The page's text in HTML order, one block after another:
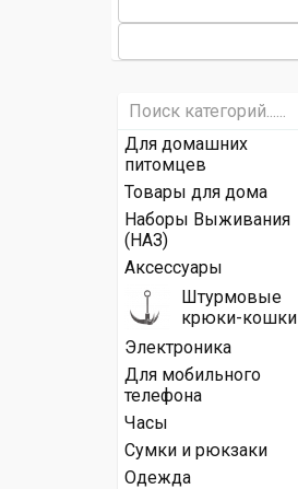
Для домашних
питомцев
Товары для дома
Наборы Выживания
(НАЗ)
Аксессуары
Штурмовые
крюки-кошки
Электроника
Для мобильного
телефона
Часы
Сумки и рюкзаки
Одежда